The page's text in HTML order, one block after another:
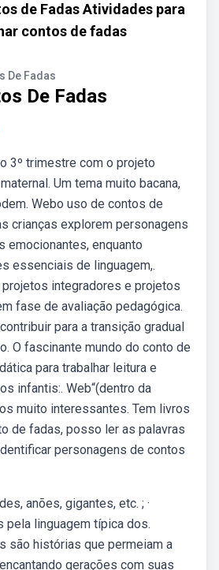
de Fadas Atividades para
contos de fadas
De Fadas
De Fadas
3º trimestre com o projeto
Um tema muito bacana,
Webo uso de contos de
crianças explorem personagens
emocionantes, enquanto
essenciais de linguagem,.
integradores e projetos
fase de avaliação pedagógica.
para a transição gradual
O fascinante mundo do conto de
para trabalhar leitura e
infantis:. Web“(dentro da
muito interessantes. Tem livros
de fadas, posso ler as palavras
personagens de contos
anões, gigantes, etc. ; ·
pela linguagem típica dos.
são histórias que permeiam a
gerações com suas